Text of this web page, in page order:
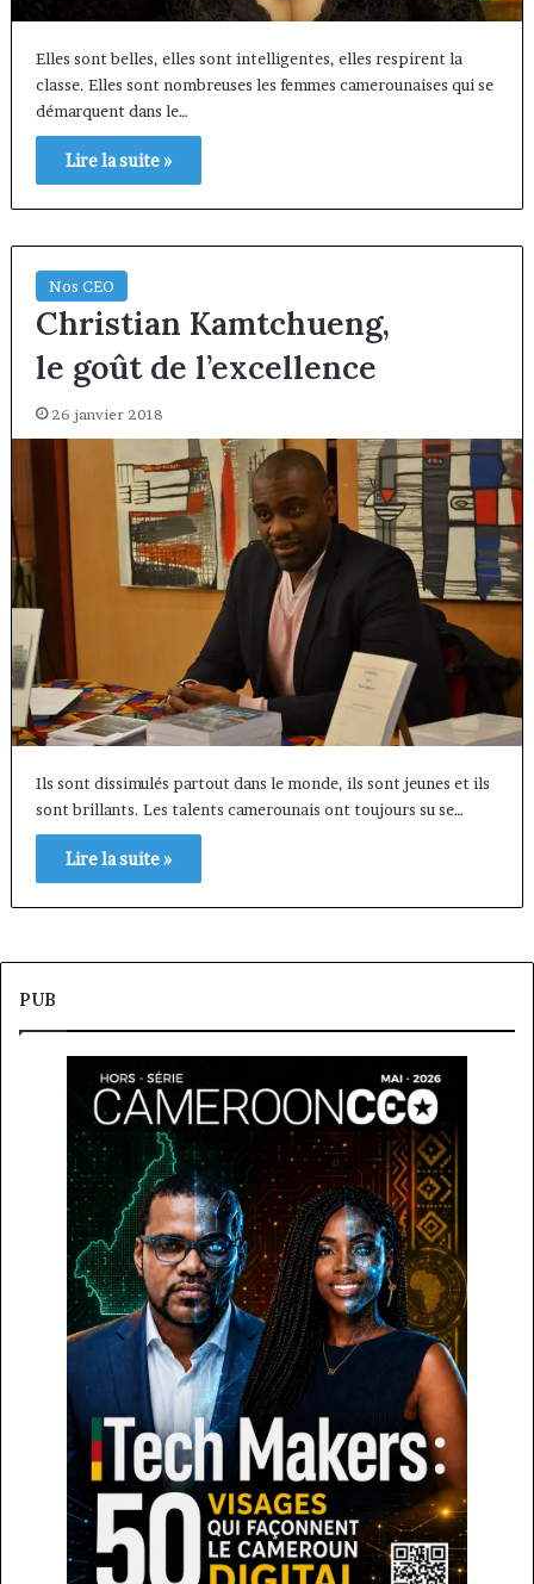
Elles sont belles, elles sont intelligentes, elles respirent la
classe. Elles sont nombreuses les femmes camerounaises qui se
démarquent dans le…
Lire la suite »
Nos CEO
Christian Kamtchueng,
le goût de l’excellence
26 janvier 2018
Ils sont dissimulés partout dans le monde, ils sont jeunes et ils
sont brillants. Les talents camerounais ont toujours su se…
Lire la suite »
PUB